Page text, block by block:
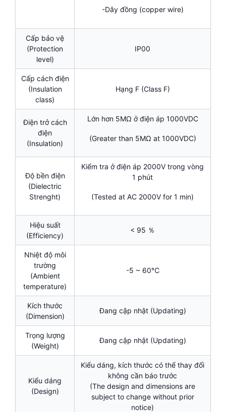
-Dây đồng (copper wire)
Cấp bảo vệ
(Protection
level)
IP00
Cấp cách điện
(Insulation
class)
Hạng F (Class F)
Điện trở cách
điện
(Insulation)
Lớn hơn 5MΩ ở điện áp 1000VDC
(Greater than 5MΩ at 1000VDC)
Độ bền điện
(Dielectric
Strenght)
Kiểm tra ở điện áp 2000V trong vòng
1 phút
(Tested at AC 2000V for 1 min)
Hiệu suất
(Efficiency)
< 95 ％
Nhiệt độ môi
trường
(Ambient
temperature)
-5 ~ 60℃
Kích thước
(Dimension)
Đang cập nhật (Updating)
Trọng lượng
(Weight)
Đang cập nhật (Updating)
Kiểu dáng
(Design)
Kiểu dáng, kích thước có thể thay đổi
không cần báo trước
(The design and dimensions are
subject to change without prior
notice)